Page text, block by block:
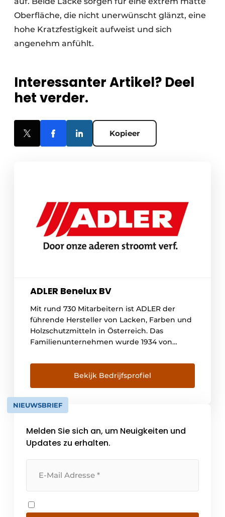
Oberfläche, die nicht unerwünscht glänzt, eine
hohe Kratzfestigkeit aufweist und sich
angenehm anfühlt.
Interessanter Artikel? Deel
het verder.
Kopieer
ADLER Benelux BV
Mit rund 730 Mitarbeitern ist ADLER der
führende Hersteller von Lacken, Farben und
Holzschutzmitteln in Österreich. Das
Familienunternehmen wurde 1934 von
heute unter der Leitung von Andrea
Berghofer in dritter Generation geführt.
Jedes Jahr verlassen 21.000 Tonnen Lack das
Werk in Schwaz (Tirol) und gehen an
Kunden in […]
Bekijk Bedrijfsprofiel
NIEUWSBRIEF
Melden Sie sich an, um Neuigkeiten und
Updates zu erhalten.